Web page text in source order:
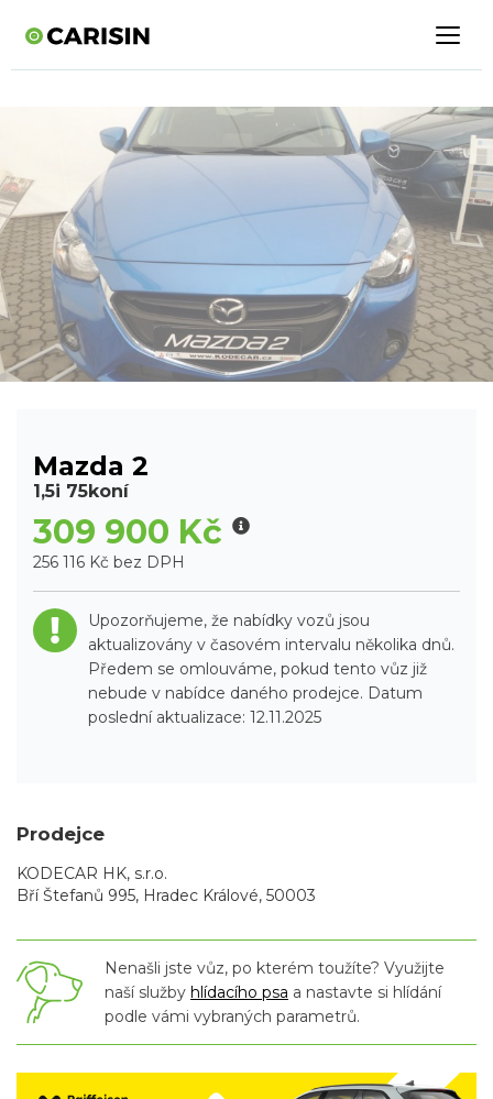
Mazda 2
1,5i 75koní
309 900 Kč
256 116 Kč bez DPH
Upozorňujeme, že nabídky vozů jsou
aktualizovány v časovém intervalu několika dnů.
Předem se omlouváme, pokud tento vůz již
nebude v nabídce daného prodejce. Datum
poslední aktualizace: 12.11.2025
Prodejce
KODECAR HK, s.r.o.
Bří Štefanů 995, Hradec Králové, 50003
Nenašli jste vůz, po kterém toužíte? Využijte
naší služby hlídacího psa a nastavte si hlídání
podle vámi vybraných parametrů.